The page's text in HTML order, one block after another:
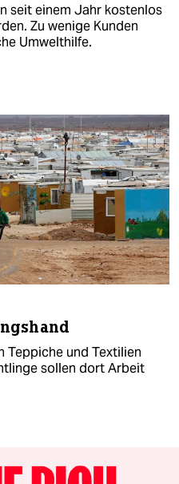
seit einem Jahr kostenlos
Zu wenige Kunden
Umwelthilfe.
Teppiche und Textilien
sollen dort Arbeit